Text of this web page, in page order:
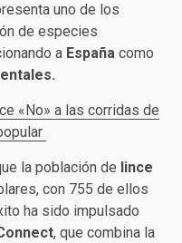
uno de los
de especies
a España como
«No» a las corridas de
la población de lince
con 755 de ellos
ha sido impulsado
, que combina la